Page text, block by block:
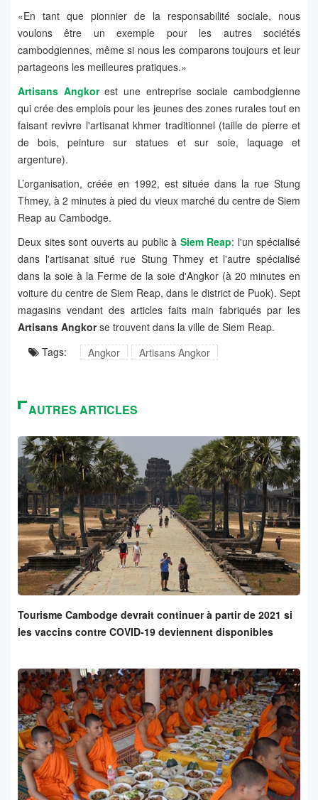
«En tant que pionnier de la responsabilité sociale, nous
voulons être un exemple pour les autres sociétés
cambodgiennes, même si nous les comparons toujours et leur
partageons les meilleures pratiques.»
Artisans Angkorest une entreprise sociale cambodgienne
qui crée des emplois pour les jeunes des zones rurales tout en
faisant revivre l'artisanat khmer traditionnel (taille de pierre et
de bois, peinture sur statues et sur soie, laquage et
argenture).
L’organisation, créée en 1992, est située dans la rue Stung
Thmey, à 2 minutes à pied du vieux marché du centre de Siem
Reap au Cambodge.
Deux sites sont ouverts au public à Siem Reap: l'un spécialisé
dans l'artisanat situé rue Stung Thmey et l'autre spécialisé
dans la soie à la Ferme de la soie d'Angkor (à 20 minutes en
voiture du centre de Siem Reap, dans le district de Puok). Sept
magasins vendant des articles faits main fabriqués par les
Artisans Angkorse trouvent dans la ville de Siem Reap.
Tags:
Angkor Artisans Angkor
AUTRES ARTICLES
Tourisme Cambodge devrait continuer à partir de 2021 si
les vaccins contre COVID-19 deviennent disponibles